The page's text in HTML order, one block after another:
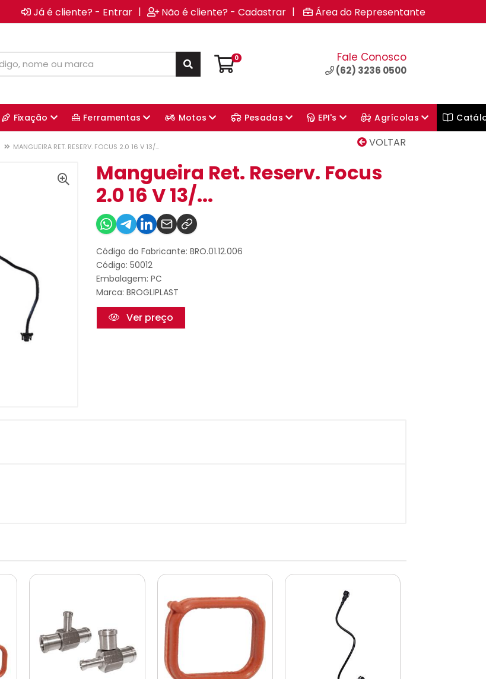
Já é cliente? - Entrar | Não é cliente? - Cadastrar | Área do Representante
0 Fale Conosco
(62) 3236 0500
Fixação Ferramentas Motos Pesadas EPI's Agrícolas
VOLTAR
MANGUEIRA RET. RESERV. FOCUS 2.0 16 V 13/...
Mangueira Ret. Reserv. Focus
2.0 16 V 13/...
Código do Fabricante: BRO.01.12.006
Código: 50012
Embalagem: PC
Marca: BROGLIPLAST
Ver preço